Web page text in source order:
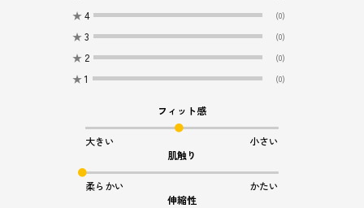
★ 4 (0)
★ 3 (0)
★ 2 (0)
★ 1 (0)
フィット感
大きい
小さい
肌触り
柔らかい
かたい
伸縮性